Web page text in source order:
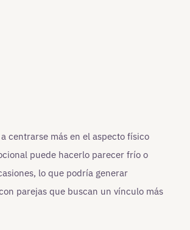
centrarse más en el aspecto físico
puede hacerlo parecer frío o
lo que podría generar
parejas que buscan un vínculo más